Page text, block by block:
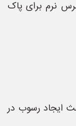
نرم برای پاک
رسوب در